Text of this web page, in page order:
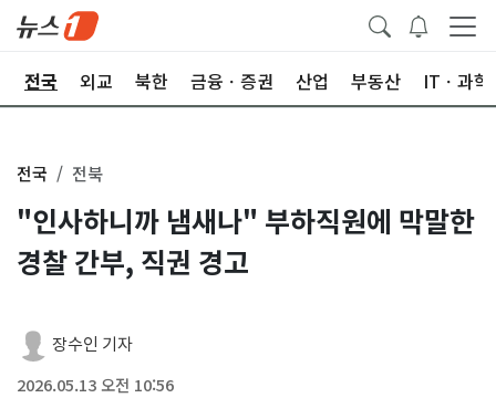
전국 외교 북한 금융ㆍ증권 산업 부동산 ITㆍ과학
전국 전북
"인사하니까 냄새나" 부하직원에 막말한
경찰 간부, 직권 경고
장수인 기자
2026.05.13 오전 10:56